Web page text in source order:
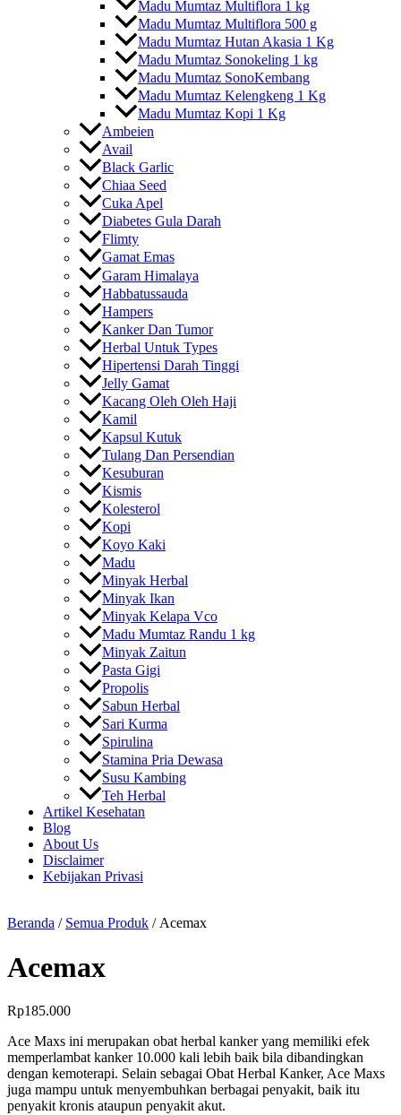
Madu Mumtaz Multiflora 1 kg
Madu Mumtaz Multiflora 500 g
Madu Mumtaz Hutan Akasia 1 Kg
Madu Mumtaz Sonokeling 1 kg
Madu Mumtaz SonoKembang
Madu Mumtaz Kelengkeng 1 Kg
Madu Mumtaz Kopi 1 Kg
Ambeien
Avail
Black Garlic
Chiaa Seed
Cuka Apel
Diabetes Gula Darah
Flimty
Gamat Emas
Garam Himalaya
Habbatussauda
Hampers
Kanker Dan Tumor
Herbal Untuk Types
Hipertensi Darah Tinggi
Jelly Gamat
Kacang Oleh Oleh Haji
Kamil
Kapsul Kutuk
Tulang Dan Persendian
Kesuburan
Kismis
Kolesterol
Kopi
Koyo Kaki
Madu
Minyak Herbal
Minyak Ikan
Minyak Kelapa Vco
Madu Mumtaz Randu 1 kg
Minyak Zaitun
Pasta Gigi
Propolis
Sabun Herbal
Sari Kurma
Spirulina
Stamina Pria Dewasa
Susu Kambing
Teh Herbal
Artikel Kesehatan
Blog
About Us
Disclaimer
Kebijakan Privasi
Beranda / Semua Produk / Acemax
Acemax
Rp185.000
Ace Maxs ini merupakan obat herbal kanker yang memiliki efek
memperlambat kanker 10.000 kali lebih baik bila dibandingkan
dengan kemoterapi. Selain sebagai Obat Herbal Kanker, Ace Maxs
juga mampu untuk menyembuhkan berbagai penyakit, baik itu
penyakit kronis ataupun penyakit akut.